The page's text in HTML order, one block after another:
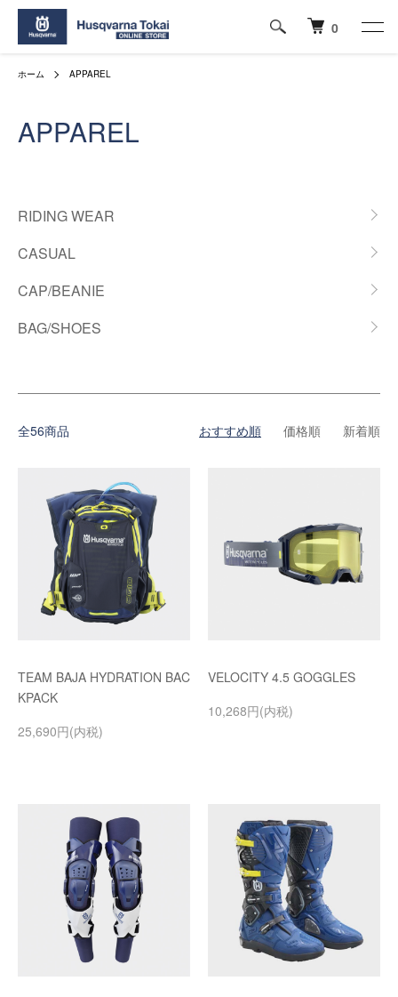
0
ホーム APPAREL
APPAREL
RIDING WEAR
CASUAL
CAP/BEANIE
BAG/SHOES
全56商品 おすすめ順 価格順 新着順
TEAM BAJA HYDRATION BAC
KPACK
25,690円(内税)
VELOCITY 4.5 GOGGLES
10,268円(内税)